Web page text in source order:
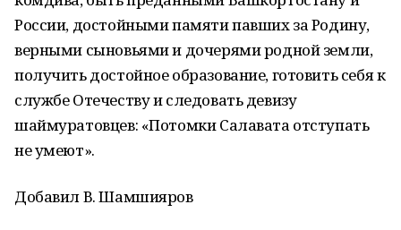
России, достойными памяти павших за Родину,
верными сыновьями и дочерями родной земли,
получить достойное образование, готовить себя к
службе Отечеству и следовать девизу
шаймуратовцев: «Потомки Салавата отступать
не умеют».
Добавил В. Шамшияров